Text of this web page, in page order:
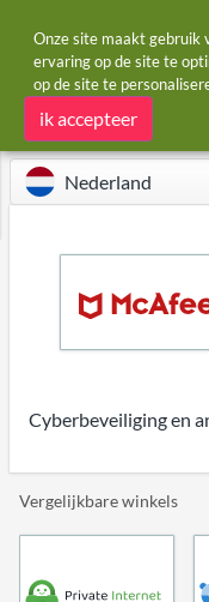
Startpagina Winkels McAfee
McAfee cashback
Nederland
Cyberbeveiliging en
Vergelijkbare winkels
Onze site maakt gebruik
ervaring op de site te
op de site te
ik accepteer